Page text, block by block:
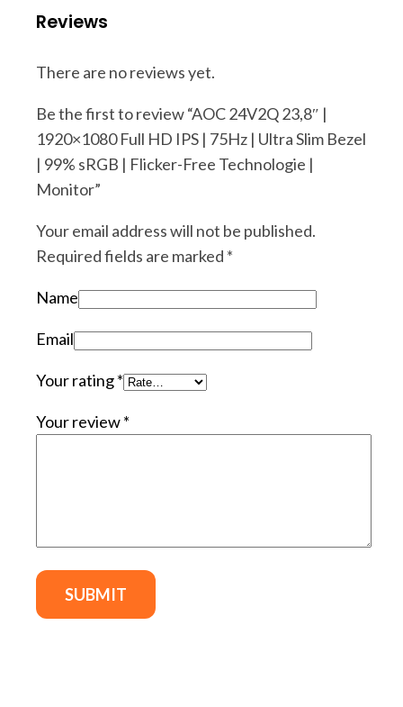
Reviews
There are no reviews yet.
Be the first to review “AOC 24V2Q 23,8″ |
1920×1080 Full HD IPS | 75Hz | Ultra Slim Bezel
| 99% sRGB | Flicker-Free Technologie |
Monitor”
Your email address will not be published.
Required fields are marked *
Name
Email
Your rating*
Your review*